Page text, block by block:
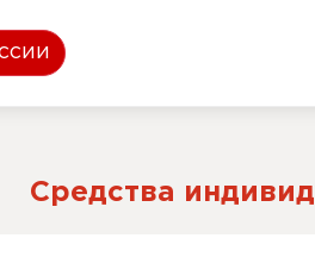
Средства